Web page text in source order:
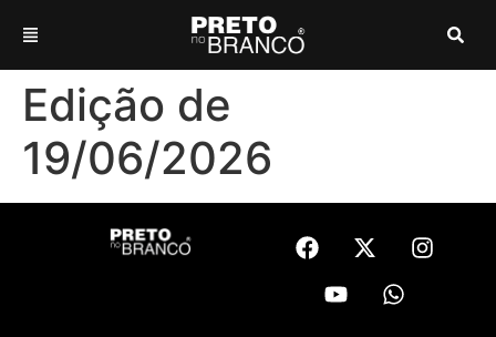
Edição de
19/06/2026